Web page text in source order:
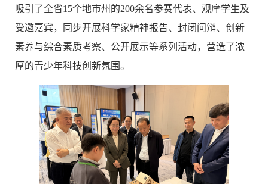
吸引了全省15个地市州的200余名参赛代表、观摩学生及
受邀嘉宾，同步开展科学家精神报告、封闭问辩、创新
素养与综合素质考察、公开展示等系列活动，营造了浓
厚的青少年科技创新氛围。